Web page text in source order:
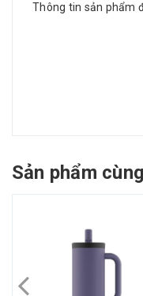
Thông tin sản phẩm
Sản phẩm